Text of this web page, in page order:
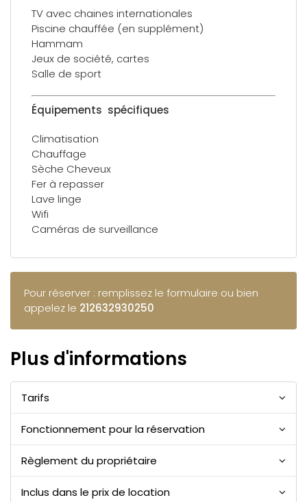
TV avec chaines internationales
Piscine chauffée (en supplément)
Hammam
Jeux de société, cartes
Salle de sport
Équipements spécifiques
Climatisation
Chauffage
Sèche Cheveux
Fer à repasser
Lave linge
Wifi
Caméras de surveillance
Pour réserver : remplissez le formulaire ou bien
appelez le 212632930250
Plus d'informations
Tarifs
Fonctionnement pour la réservation
Règlement du propriétaire
Inclus dans le prix de location